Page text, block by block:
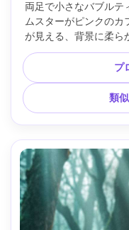
両足で小さなバブルテ
ムスターがピンクのカ
が見える、背景に柔ら
トレンディな雰囲気、
被写界深度が浅く、
フスタ
プ
類